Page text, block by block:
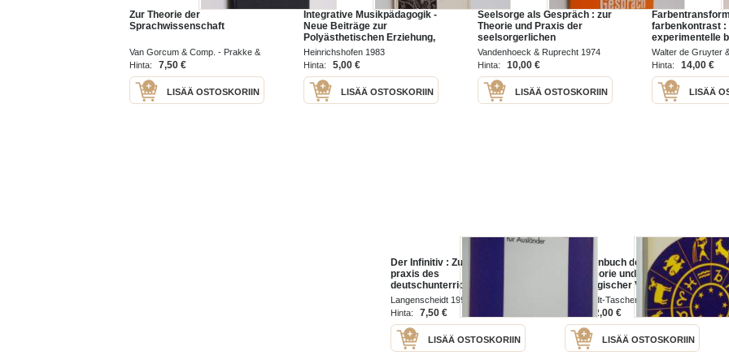
Zur Theorie der
Sprachwissenschaft
Van Gorcum & Comp. - Prakke &
Prakke, Assen 1961
Hinta: 7,50 €
LISÄÄ OSTOSKORIIN
Integrative Musikpädagogik -
Neue Beiträge zur
Polyästhetischen Erziehung,
Teil 1 : Theorie und Rezeption
- Beispiele
gesamtkünstlerrischer
Interpretation
Heinrichshofen 1983
Hinta:
5,00 €
LISÄÄ OSTOSKORIIN
Seelsorge als Gespräch : zur
Theorie und Praxis der
seelsorgerlichen
Gesprächsführung
Vandenhoeck & Ruprecht 1974
Hinta:
10,00 €
LISÄÄ OSTOSKORIIN
farbenkontrast :
experimentelle
theorie der
Walter de Gruyter
Hinta:
14,00 €
LISÄÄ
Der Infinitiv : Zur theorie und
praxis des
deutschunterrichts fur
ausländer
Langenscheidt 1992
Hinta:
7,50 €
LISÄÄ OSTOSKORIIN
Taschenbuch der Astrologie :
zur Theorie und Praxis
astrologischer Voraussagen
und Berechnungen
Humboldt-Taschenbuchverlag
2,00 €
LISÄÄ OSTOSKORIIN